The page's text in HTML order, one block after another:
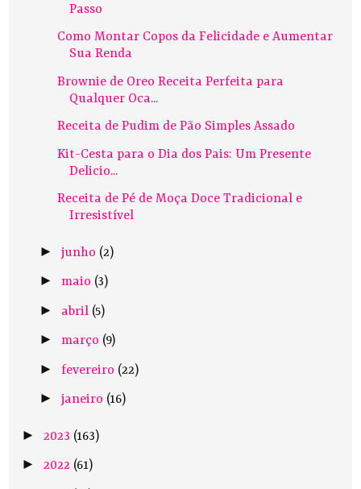
Passo
Como Montar Copos da Felicidade e Aumentar
Sua Renda
Brownie de Oreo Receita Perfeita para
Qualquer Oca...
Receita de Pudim de Pão Simples Assado
Kit-Cesta para o Dia dos Pais: Um Presente
Delicio...
Receita de Pé de Moça Doce Tradicional e
Irresistível
► junho (2)
► maio (3)
► abril (5)
► março (9)
► fevereiro (22)
► janeiro (16)
► 2023 (163)
►2022 (61)